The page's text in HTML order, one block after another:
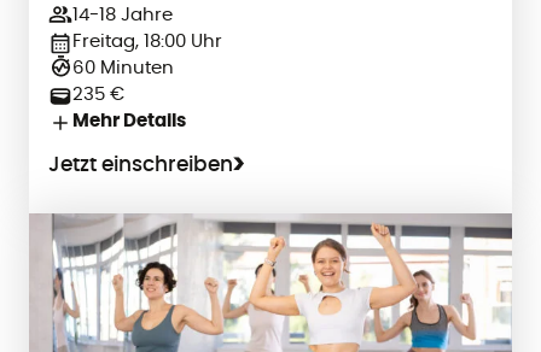
14-18 Jahre
Freitag, 18:00 Uhr
60 Minuten
235 €
Mehr Details
Jetzt einschreiben